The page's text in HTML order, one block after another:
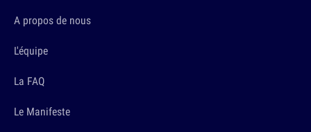
A propos de nous
L'équipe
La FAQ
Le Manifeste